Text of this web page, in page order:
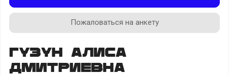
Пожаловаться на анкету
Гузун Алиса
Дмитриевна